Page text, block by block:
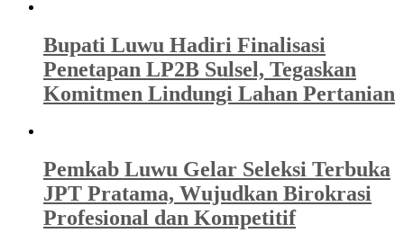
Bupati Luwu Hadiri Finalisasi
Penetapan LP2B Sulsel, Tegaskan
Komitmen Lindungi Lahan Pertanian
Pemkab Luwu Gelar Seleksi Terbuka
JPT Pratama, Wujudkan Birokrasi
Profesional dan Kompetitif